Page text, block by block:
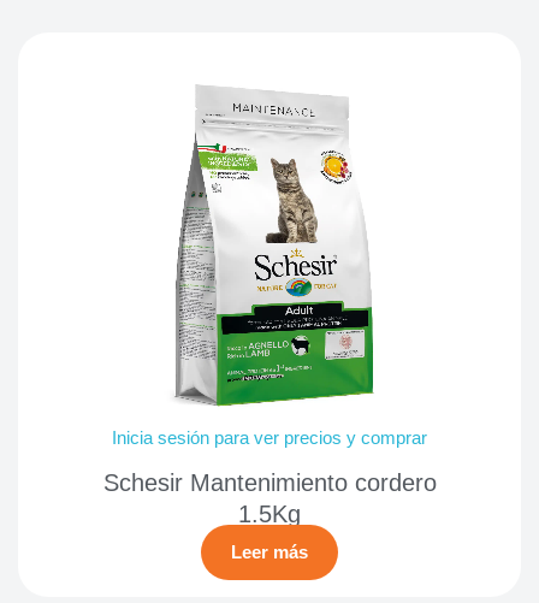
Inicia sesión para ver precios y comprar
Schesir Mantenimiento cordero
1.5Kg
Leer más